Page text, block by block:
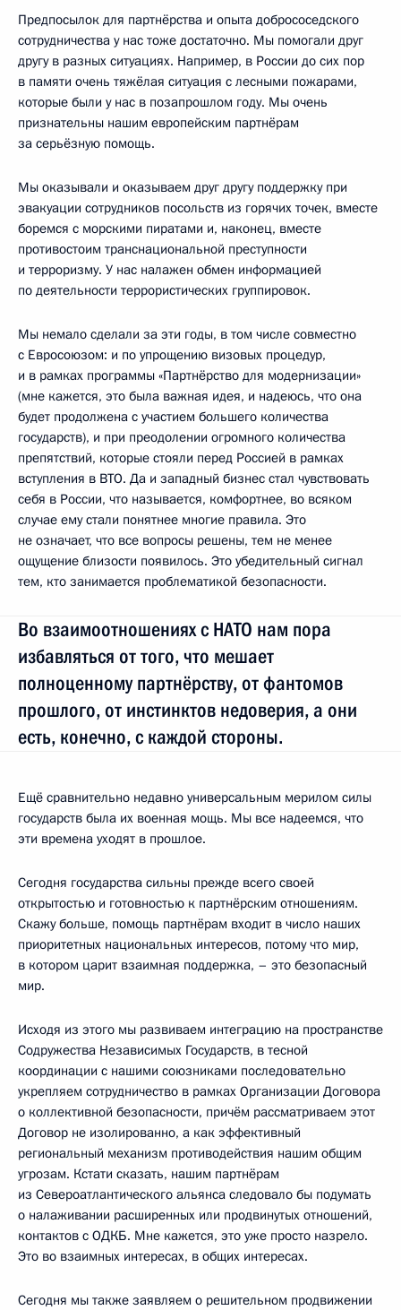
Предпосылок для партнёрства и опыта добрососедского
сотрудничества у нас тоже достаточно. Мы помогали друг
другу в разных ситуациях. Например, в России до сих пор
в памяти очень тяжёлая ситуация с лесными пожарами,
которые были у нас в позапрошлом году. Мы очень
признательны нашим европейским партнёрам
за серьёзную помощь.
Мы оказывали и оказываем друг другу поддержку при
эвакуации сотрудников посольств из горячих точек, вместе
боремся с морскими пиратами и, наконец, вместе
противостоим транснациональной преступности
и терроризму. У нас налажен обмен информацией
по деятельности террористических группировок.
Мы немало сделали за эти годы, в том числе совместно
с Евросоюзом: и по упрощению визовых процедур,
и в рамках программы «Партнёрство для модернизации»
(мне кажется, это была важная идея, и надеюсь, что она
будет продолжена с участием большего количества
государств), и при преодолении огромного количества
препятствий, которые стояли перед Россией в рамках
вступления в ВТО. Да и западный бизнес стал чувствовать
себя в России, что называется, комфортнее, во всяком
случае ему стали понятнее многие правила. Это
не означает, что все вопросы решены, тем не менее
ощущение близости появилось. Это убедительный сигнал
тем, кто занимается проблематикой безопасности.
Во взаимоотношениях с НАТО нам пора
избавляться от того, что мешает
полноценному партнёрству, от фантомов
прошлого, от инстинктов недоверия, а они
есть, конечно, с каждой стороны.
Ещё сравнительно недавно универсальным мерилом силы
государств была их военная мощь. Мы все надеемся, что
эти времена уходят в прошлое.
Сегодня государства сильны прежде всего своей
открытостью и готовностью к партнёрским отношениям.
Скажу больше, помощь партнёрам входит в число наших
приоритетных национальных интересов, потому что мир,
в котором царит взаимная поддержка, – это безопасный
мир.
Исходя из этого мы развиваем интеграцию на пространстве
Содружества Независимых Государств, в тесной
координации с нашими союзниками последовательно
укрепляем сотрудничество в рамках Организации Договора
о коллективной безопасности, причём рассматриваем этот
Договор не изолированно, а как эффективный
региональный механизм противодействия нашим общим
угрозам. Кстати сказать, нашим партнёрам
из Североатлантического альянса следовало бы подумать
о налаживании расширенных или продвинутых отношений,
контактов с ОДКБ. Мне кажется, это уже просто назрело.
Это во взаимных интересах, в общих интересах.
Сегодня мы также заявляем о решительном продвижении